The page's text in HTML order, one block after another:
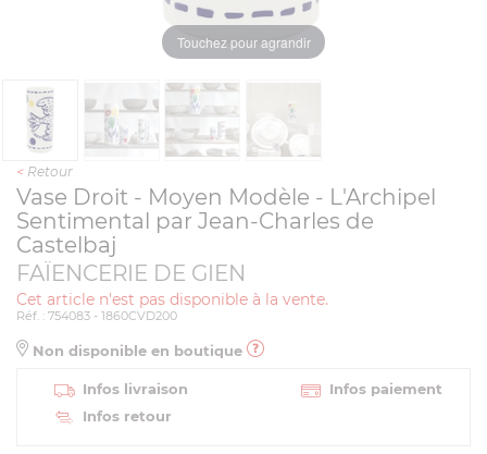
Touchez pour agrandir
< Retour
Vase Droit - Moyen Modèle - L'Archipel
Sentimental par Jean-Charles de
Castelbaj
FAÏENCERIE DE GIEN
Cet article n'est pas disponible à la vente.
Réf. : 754083 - 1860CVD200
Non disponible en boutique
Infos livraison
Infos paiement
Infos retour